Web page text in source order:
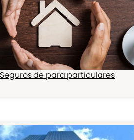
Seguros de para particulares